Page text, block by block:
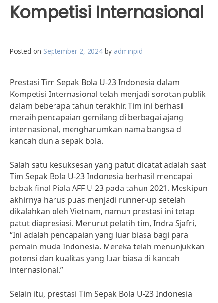
Kompetisi Internasional
Posted on September 2, 2024 by adminpid
Prestasi Tim Sepak Bola U-23 Indonesia dalam
Kompetisi Internasional telah menjadi sorotan publik
dalam beberapa tahun terakhir. Tim ini berhasil
meraih pencapaian gemilang di berbagai ajang
internasional, mengharumkan nama bangsa di
kancah dunia sepak bola.
Salah satu kesuksesan yang patut dicatat adalah saat
Tim Sepak Bola U-23 Indonesia berhasil mencapai
babak final Piala AFF U-23 pada tahun 2021. Meskipun
akhirnya harus puas menjadi runner-up setelah
dikalahkan oleh Vietnam, namun prestasi ini tetap
patut diapresiasi. Menurut pelatih tim, Indra Sjafri,
“Ini adalah pencapaian yang luar biasa bagi para
pemain muda Indonesia. Mereka telah menunjukkan
potensi dan kualitas yang luar biasa di kancah
internasional.”
Selain itu, prestasi Tim Sepak Bola U-23 Indonesia